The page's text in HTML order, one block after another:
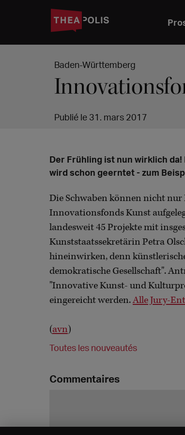
Baden-Württemberg
Publié le 31. mars 2017
Der Frühling ist nun wirklich
wird schon geerntet - zum
Die Schwaben können nicht nur
Innovationsfonds Kunst
landesweit 45 Projekte mit
Kunststaatssekretärin Petra
hineinwirken, denn
demokratische Gesellschaft".
"Innovative Kunst- und
eingereicht werden.Alle Jury-
(avn)
Toutes les nouveautés
Commentaires